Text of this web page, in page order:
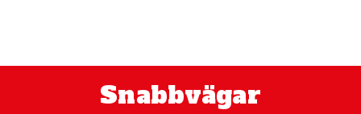
Snabbvägar